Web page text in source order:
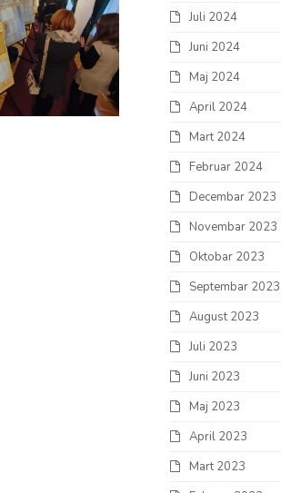
Juli 2024
Juni 2024
Maj 2024
April 2024
Mart 2024
Februar 2024
Decembar 2023
Novembar 2023
Oktobar 2023
Septembar 2023
August 2023
Juli 2023
Juni 2023
Maj 2023
April 2023
Mart 2023